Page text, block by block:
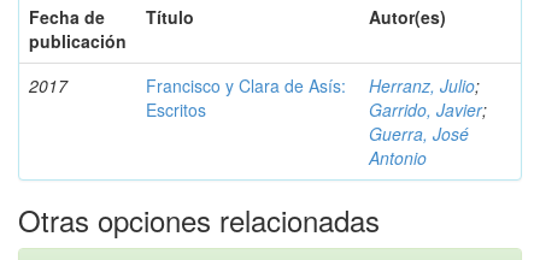
Fecha de
publicación
Título Autor(es)
2017
Francisco y Clara de Asís:
Escritos
Herranz, Julio;
Garrido, Javier;
Guerra, José
Antonio
Otras opciones relacionadas